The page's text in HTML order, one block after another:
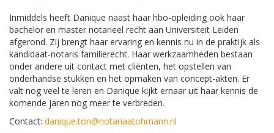
Inmiddels heeft Danique naast haar hbo-opleiding ook haar
bachelor en master notarieel recht aan Universiteit Leiden
afgerond. Zij brengt haar ervaring en kennis nu in de praktijk als
kandidaat-notaris familierecht. Haar werkzaamheden bestaan
onder andere uit contact met cliënten, het opstellen van
onderhandse stukken en het opmaken van concept-akten. Er
valt nog veel te leren en Danique kijkt ernaar uit haar kennis de
komende jaren nog meer te verbreden.
Contact: danique.ton@notariaatohmann.nl